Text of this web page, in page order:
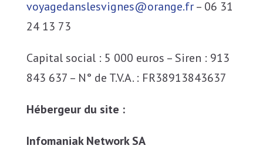
voyagedanslesvignes@orange.fr– 06 31
24 13 73
Capital social : 5 000 euros – Siren : 913
843 637 – N° de T.V.A. : FR38913843637
Hébergeur du site :
Infomaniak Network SA